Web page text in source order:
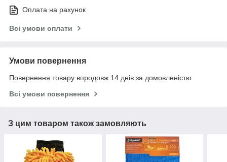
Оплата на рахунок
Всі умови оплати
Умови повернення
Повернення товару впродовж 14 днів за домовленістю
Всі умови повернення
З цим товаром також замовляють